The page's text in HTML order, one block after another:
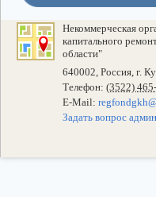
Некоммерческая
капитального
области"
640002, Россия, г.
Телефон: (3522)
E-Mail:
Задать вопрос